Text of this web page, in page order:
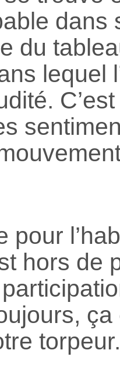
du
lequel
pour
hors de